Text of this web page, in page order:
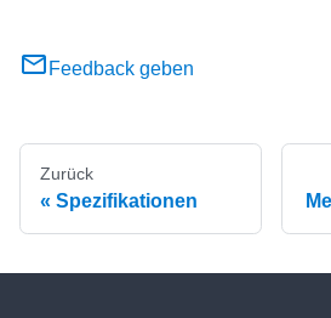
Feedback geben
Zurück
Spezifikationen